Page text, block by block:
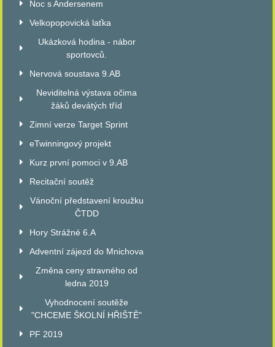
Noc s Andersenem
Velkopopovická laťka
Ukázková hodina - nábor
sportovců.
Nervová soustava 9.AB
Neviditelná výstava očima
žáků devátých tříd
Zimní verze Target Sprint
eTwinningový projekt
Kurz první pomoci v 9.AB
Recitační soutěž
Vánoční představení kroužku
ČTDD
Hory Strážné 6.A
Adventní zájezd do Mnichova
Změna ceny stravného od
ledna 2019
Vyhodnocení soutěže
"CHCEME ŠKOLNÍ HŘIŠTĚ"
PF 2019